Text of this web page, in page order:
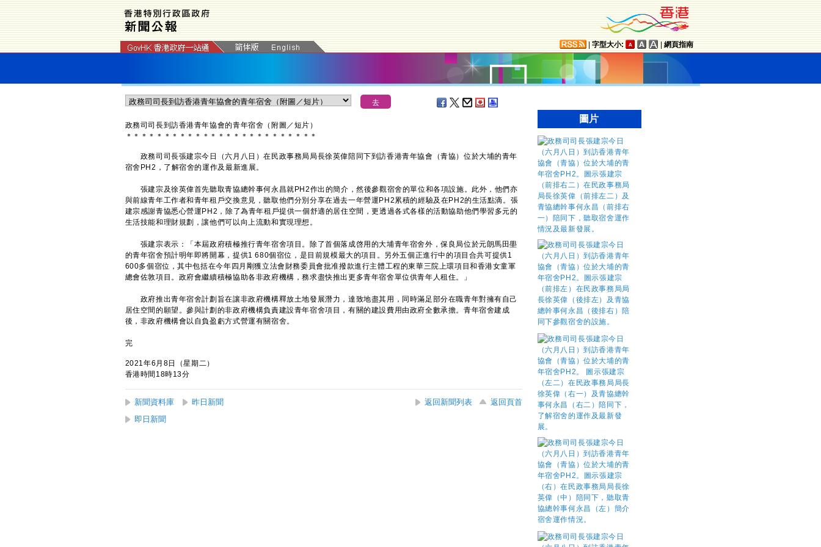
字型大小: 網頁指南
政務司司長到訪香港青年協會的青年宿舍（附圖／短片）
＊ ＊ ＊ ＊ ＊ ＊ ＊ ＊ ＊ ＊ ＊ ＊ ＊ ＊ ＊ ＊ ＊ ＊ ＊ ＊ ＊ ＊ ＊ ＊ ＊
政務司司長張建宗今日（六月八日）在民政事務局局長徐英偉陪同下到訪香港青年協會（青協）位於大埔的青年
宿舍PH2，了解宿舍的運作及最新進展。
​張建宗及徐英偉首先聽取青協總幹事何永昌就PH2作出的簡介，然後參觀宿舍的單位和各項設施。此外，他們亦
與前線青年工作者和青年租戶交換意見，聽取他們分別分享在過去一年營運PH2累積的經驗及在PH2的生活點滴。張
建宗感謝青協悉心營運PH2，除了為青年租戶提供一個舒適的居住空間，更透過各式各樣的活動協助他們學習多元的
生活技能和理財規劃，讓他們可以向上流動和實現理想。
張建宗表示：「本屆政府積極推行青年宿舍項目。除了首個落成啓用的大埔青年宿舍外，保良局位於元朗馬田壆
的青年宿舍預計明年即將開幕，提供1 680個宿位，是目前規模最大的項目。另外五個正進行中的項目合共可提供1
600多個宿位，其中包括在今年四月剛獲立法會財務委員會批准撥款進行主體工程的東華三院上環項目和香港女童軍
總會佐敦項目。政府會繼續積極協助各非政府機構，務求盡快推出更多青年宿舍單位供青年人租住。」
政府推出青年宿舍計劃旨在讓非政府機構釋放土地發展潛力，達致地盡其用，同時滿足部分在職青年對擁有自己
居住空間的願望。參與計劃的非政府機構負責建設青年宿舍項目，有關的建設費用由政府全數承擔。青年宿舍建成
後，非政府機構會以自負盈虧方式營運有關宿舍。
完
2021年6月8日（星期二）
香港時間18時13分
新聞資料庫 昨日新聞 返回新聞列表
返回頁首
即日新聞
圖片